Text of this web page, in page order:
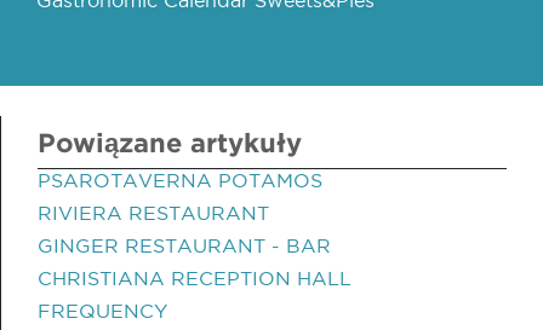
Powiązane artykuły
PSAROTAVERNA POTAMOS
RIVIERA RESTAURANT
GINGER RESTAURANT - BAR
CHRISTIANA RECEPTION HALL
FREQUENCY